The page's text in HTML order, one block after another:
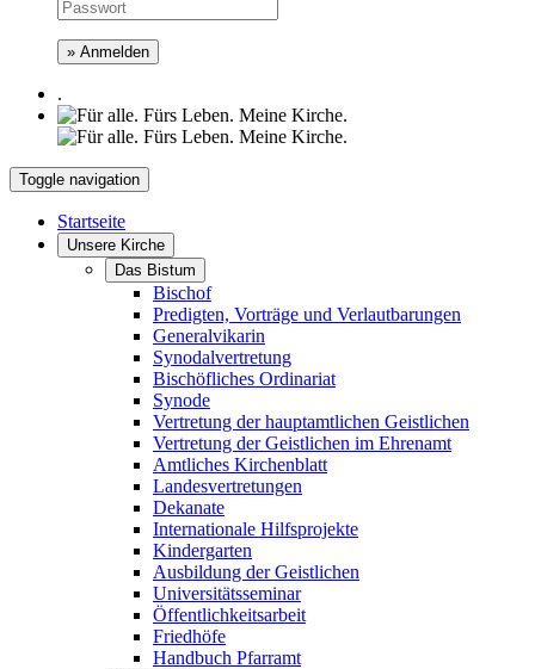
» Anmelden
.
Toggle navigation
Startseite
Unsere Kirche
Das Bistum
Bischof
Predigten, Vorträge und Verlautbarungen
Generalvikarin
Synodalvertretung
Bischöfliches Ordinariat
Synode
Vertretung der hauptamtlichen Geistlichen
Vertretung der Geistlichen im Ehrenamt
Amtliches Kirchenblatt
Landesvertretungen
Dekanate
Internationale Hilfsprojekte
Kindergarten
Ausbildung der Geistlichen
Universitätsseminar
Öffentlichkeitsarbeit
Friedhöfe
Handbuch Pfarramt